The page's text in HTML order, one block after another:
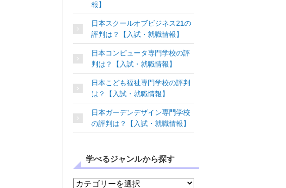
報】
日本スクールオブビジネス21の
評判は？【入試・就職情報】
日本コンピュータ専門学校の評
判は？【入試・就職情報】
日本こども福祉専門学校の評判
は？【入試・就職情報】
日本ガーデンデザイン専門学校
の評判は？【入試・就職情報】
学べるジャンルから探す
学べるジャンルから探す